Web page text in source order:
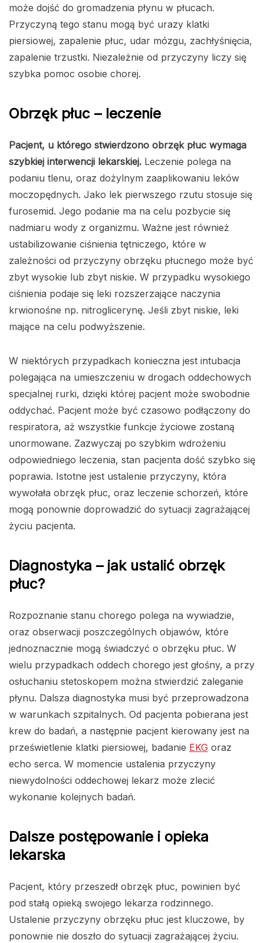
może dojść do gromadzenia płynu w płucach.
Przyczyną tego stanu mogą być urazy klatki
piersiowej, zapalenie płuc, udar mózgu, zachłyśnięcia,
zapalenie trzustki. Niezależnie od przyczyny liczy się
szybka pomoc osobie chorej.
Obrzęk płuc – leczenie
Pacjent, u którego stwierdzono obrzęk płuc wymaga
szybkiej interwencji lekarskiej. Leczenie polega na
podaniu tlenu, oraz dożylnym zaaplikowaniu leków
moczopędnych. Jako lek pierwszego rzutu stosuje się
furosemid. Jego podanie ma na celu pozbycie się
nadmiaru wody z organizmu. Ważne jest również
ustabilizowanie ciśnienia tętniczego, które w
zależności od przyczyny obrzęku płucnego może być
zbyt wysokie lub zbyt niskie. W przypadku wysokiego
ciśnienia podaje się leki rozszerzające naczynia
krwionośne np. nitroglicerynę. Jeśli zbyt niskie, leki
mające na celu podwyższenie.
W niektórych przypadkach konieczna jest intubacja
polegająca na umieszczeniu w drogach oddechowych
specjalnej rurki, dzięki której pacjent może swobodnie
oddychać. Pacjent może być czasowo podłączony do
respiratora, aż wszystkie funkcje życiowe zostaną
unormowane. Zazwyczaj po szybkim wdrożeniu
odpowiedniego leczenia, stan pacjenta dość szybko się
poprawia. Istotne jest ustalenie przyczyny, która
wywołała obrzęk płuc, oraz leczenie schorzeń, które
mogą ponownie doprowadzić do sytuacji zagrażającej
życiu pacjenta.
Diagnostyka – jak ustalić obrzęk
płuc?
Rozpoznanie stanu chorego polega na wywiadzie,
oraz obserwacji poszczególnych objawów, które
jednoznacznie mogą świadczyć o obrzęku płuc. W
wielu przypadkach oddech chorego jest głośny, a przy
osłuchaniu stetoskopem można stwierdzić zaleganie
płynu. Dalsza diagnostyka musi być przeprowadzona
w warunkach szpitalnych. Od pacjenta pobierana jest
krew do badań, a następnie pacjent kierowany jest na
prześwietlenie klatki piersiowej, badanie EKG oraz
echo serca. W momencie ustalenia przyczyny
niewydolności oddechowej lekarz może zlecić
wykonanie kolejnych badań.
Dalsze postępowanie i opieka
lekarska
Pacjent, który przeszedł obrzęk płuc, powinien być
pod stałą opieką swojego lekarza rodzinnego.
Ustalenie przyczyny obrzęku płuc jest kluczowe, by
ponownie nie doszło do sytuacji zagrażającej życiu.